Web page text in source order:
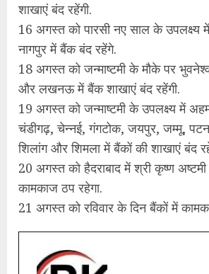
शाखाएं बंद रहेंगी.
16 अगस्‍त को पारसी नए साल के उपलक्ष्‍य
नागपुर में बैंक बंद रहेंगे.
18 अगस्‍त को जन्‍माष्‍टमी के मौके पर
और लखनऊ में बैंक शाखाएं बंद रहेंगी.
19 अगस्‍त को जन्‍माष्‍टमी के उपलक्ष्‍य में
चंडीगढ़, चेन्‍नई, गंगटोक, जयपुर, जम्‍मू,
शिलांग और शिमला में बैंकों की शाखाएं बंद
20 अगस्‍त को हैदराबाद में श्री कृष्‍ण
कामकाज ठप रहेगा.
21 अगस्‍त को रविवार के दिन बैंकों में